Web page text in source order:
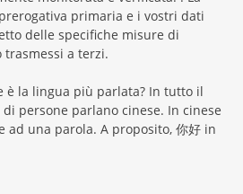
primaria e i vostri dati
delle specifiche misure di
trasmessi a terzi.
è la lingua più parlata? In tutto il
persone parlano cinese. In cinese
ad una parola. A proposito, 你好 in